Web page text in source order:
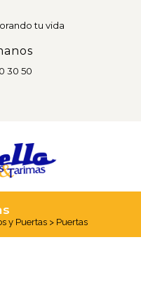
tu vida
30 50
y Puertas > Puertas